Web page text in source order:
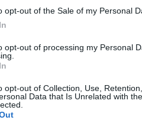
opt-out of the Sale of my Personal
opt-out of processing my Personal
opt-out of Collection, Use,
Data that Is Unrelated with
temeljito pregledali
kraju so ostali toliko časa,
ponovni vžig.
dokler dimnika ne